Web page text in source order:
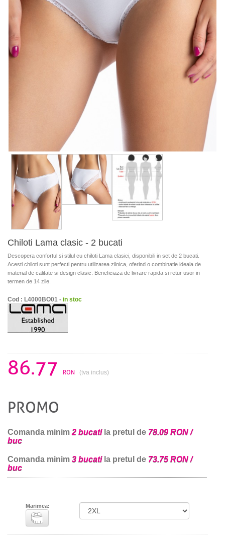
Chiloti Lama clasic - 2 bucati
Descopera confortul si stilul cu chiloti Lama clasici, disponibili in set de 2 bucati.
Acesti chiloti sunt perfecti pentru utilizarea zilnica, oferind o combinatie ideala de
material de calitate si design clasic. Beneficiaza de livrare rapida si retur usor in
termen de 14 zile.
Cod : L4000BO01 - in stoc
86.77 RON (tva inclus)
PROMO
Comanda minim 2 bucatila pretul de 78.09 RON /
buc
Comanda minim 3 bucatila pretul de 73.75 RON /
buc
Marimea: